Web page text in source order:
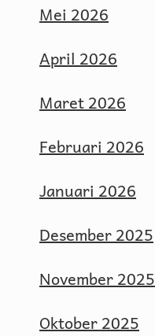
Mei 2026
April 2026
Maret 2026
Februari 2026
Januari 2026
Desember 2025
November 2025
Oktober 2025